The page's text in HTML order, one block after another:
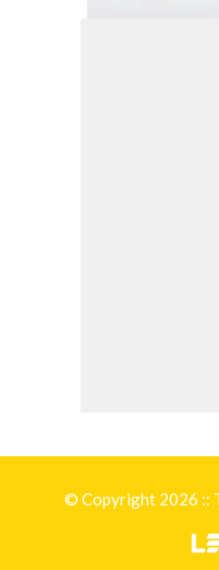
© Copyright 2026 ::